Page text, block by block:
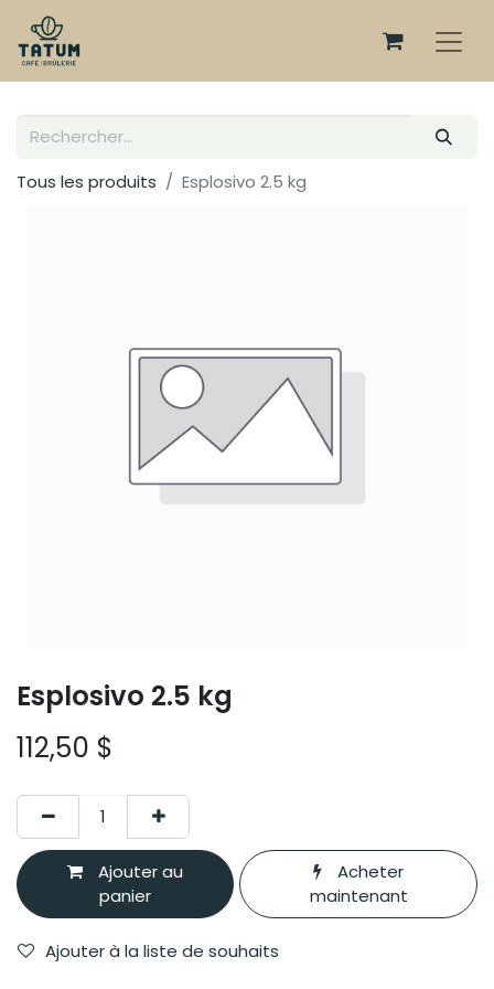
Tous les produits Esplosivo 2.5 kg
Esplosivo 2.5 kg
112,50 $
Ajouter au
panier
Acheter
maintenant
Ajouter à la liste de souhaits